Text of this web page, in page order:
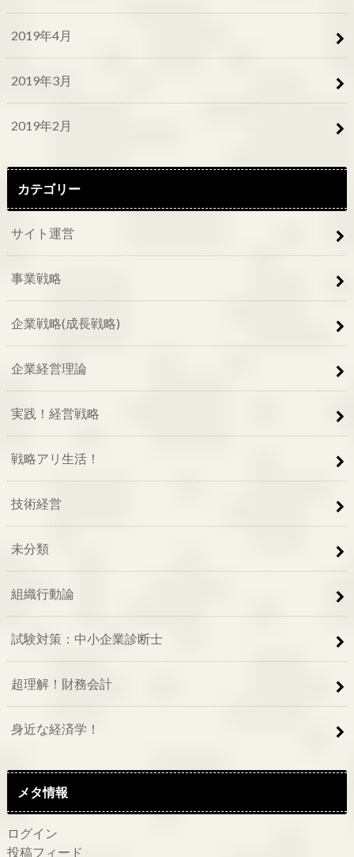
2019年4月
2019年3月
2019年2月
カテゴリー
サイト運営
事業戦略
企業戦略(成長戦略)
企業経営理論
実践！経営戦略
戦略アリ生活！
技術経営
未分類
組織行動論
試験対策：中小企業診断士
超理解！財務会計
身近な経済学！
メタ情報
ログイン
投稿フィード